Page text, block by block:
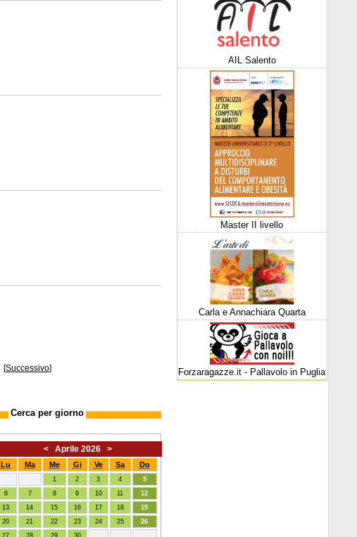
[Successivo]
Cerca per giorno
< Aprile 2026 >
Lu Ma Me Gi Ve Sa Do
1 2 3 4
5
6
7 8 9 10 11
12
13
14 15 16 17 18
19
20
21 22 23 24 25
26
27
28 29 30
AIL Salento
Master II livello
Carla e Annachiara Quarta
Forzaragazze.it - Pallavolo in Puglia